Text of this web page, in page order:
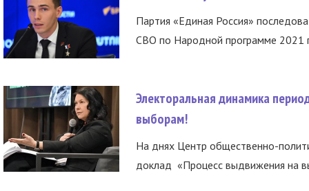
Партия «Единая Россия»
СВО по Народной программе 2021
Электоральная динамика
выборам!
На днях Центр общественно-
доклад «Процесс выдвижения на